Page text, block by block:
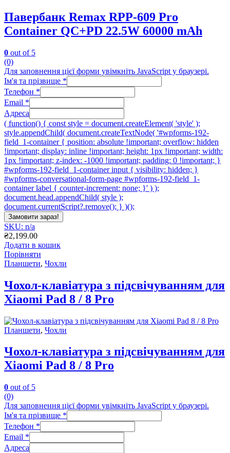
Павербанк Remax RPP-609 Pro
Container QC+PD 22.5W 60000 mAh
0 out of 5
(0)
Для заповнення цієї форми увімкніть JavaScript у браузері.
Ім'я та прізвище *
Телефон *
Email *
Адреса
( function() { const style = document.createElement( 'style' );
style.appendChild( document.createTextNode( '#wpforms-192-
field_1-container { position: absolute !important; overflow: hidden
!important; display: inline !important; height: 1px !important; width:
1px !important; z-index: -1000 !important; padding: 0 !important; }
#wpforms-192-field_1-container input { visibility: hidden; }
#wpforms-conversational-form-page #wpforms-192-field_1-
container label { counter-increment: none; }' ) );
document.head.appendChild( style );
document.currentScript?.remove(); } )();
Замовити зараз!
SKU: n/a
₴2,199.00
Додати в кошик
Порівняти
Планшети, Чохли
Чохол-клавіатура з підсвічуванням для
Xiaomi Pad 8 / 8 Pro
Планшети, Чохли
Чохол-клавіатура з підсвічуванням для
Xiaomi Pad 8 / 8 Pro
0 out of 5
(0)
Для заповнення цієї форми увімкніть JavaScript у браузері.
Ім'я та прізвище *
Телефон *
Email *
Адреса